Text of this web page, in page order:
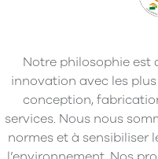
Notre philosophie est
innovation avec les
conception,
services. Nous nous
normes et à sensibiliser